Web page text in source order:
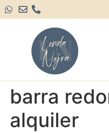
barra
alquiler